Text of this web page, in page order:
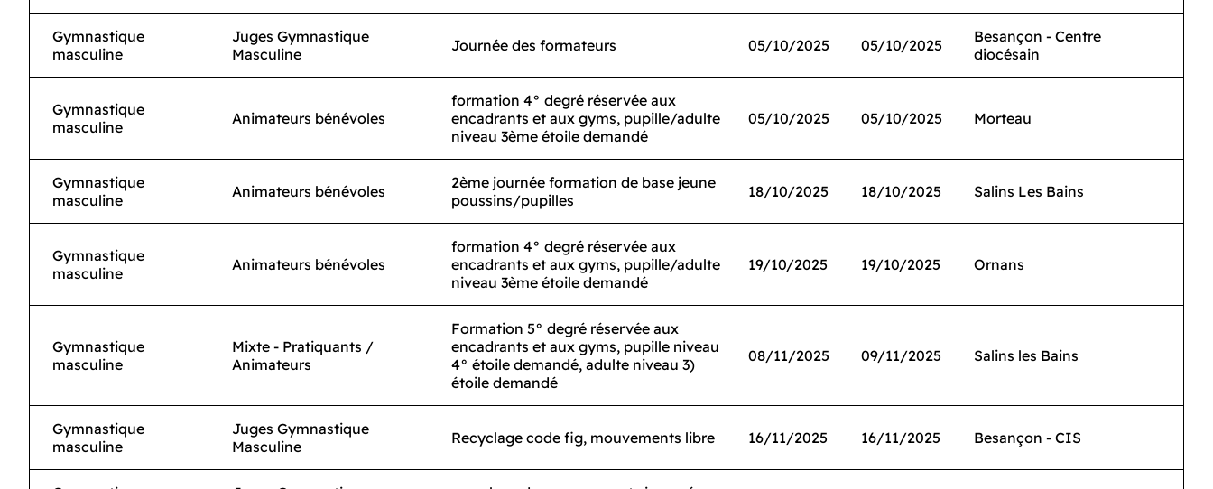
Gymnastique
masculine
Juges Gymnastique
Masculine
Journée des formateurs 05/10/2025 05/10/2025
Besançon - Centre
diocésain
Gymnastique
masculine
Animateurs bénévoles
formation 4° degré réservée aux
encadrants et aux gyms, pupille/adulte
niveau 3ème étoile demandé
05/10/2025 05/10/2025 Morteau
Gymnastique
masculine
Animateurs bénévoles
2ème journée formation de base jeune
poussins/pupilles
18/10/2025 18/10/2025 Salins Les Bains
Gymnastique
masculine
Animateurs bénévoles
formation 4° degré réservée aux
encadrants et aux gyms, pupille/adulte
niveau 3ème étoile demandé
19/10/2025 19/10/2025 Ornans
Gymnastique
masculine
Mixte - Pratiquants /
Animateurs
Formation 5° degré réservée aux
encadrants et aux gyms, pupille niveau
4° étoile demandé, adulte niveau 3)
étoile demandé
08/11/2025 09/11/2025 Salins les Bains
Gymnastique
masculine
Juges Gymnastique
Masculine
Recyclage code fig, mouvements libre 16/11/2025 16/11/2025 Besançon - CIS